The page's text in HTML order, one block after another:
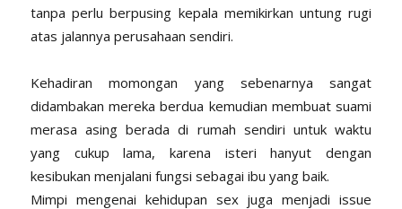
tanpa perlu berpusing kepala memikirkan untung rugi
atas jalannya perusahaan sendiri.
Kehadiran momongan yang sebenarnya sangat
didambakan mereka berdua kemudian membuat suami
merasa asing berada di rumah sendiri untuk waktu
yang cukup lama, karena isteri hanyut dengan
kesibukan menjalani fungsi sebagai ibu yang baik.
Mimpi mengenai kehidupan sex juga menjadi issue